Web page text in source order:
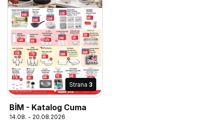
Strana 3
BİM - Katalog Cuma
14.08. - 20.08.2026